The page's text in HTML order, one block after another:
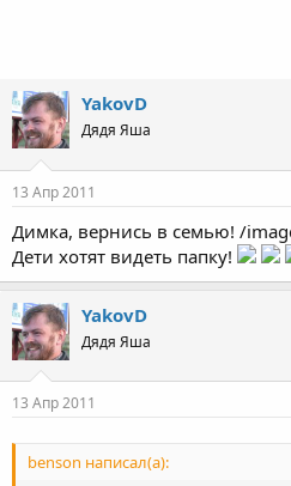
YakovD
Дядя Яша
13 Апр 2011
Димка, вернись в семью! /
Дети хотят видеть папку!
YakovD
Дядя Яша
13 Апр 2011
benson написал(а):